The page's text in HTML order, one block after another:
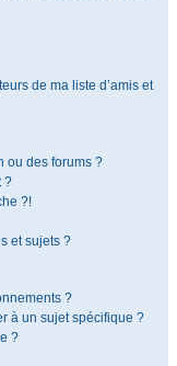
de ma liste d’amis et
ou des forums ?
?
?!
et sujets ?
?
à un sujet spécifique ?
?